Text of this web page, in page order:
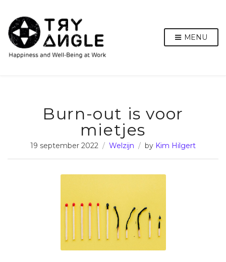
MENU
Burn-out is voor
mietjes
19 september 2022 Welzijn by Kim Hilgert